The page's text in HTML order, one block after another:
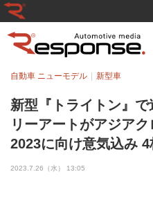
新型『トライトン』
リーアートがアジア
2023に向け意気込み
自動車 ニューモデル 新型車
2023.7.26（水） 13:05